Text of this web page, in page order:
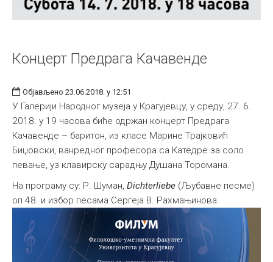
Концерт Предрага Качавенде
Објављено 23.06.2018. у 12:51
У Галерији Народног музеја у Крагујевцу, у среду, 27. 6.
2018. у 19 часова биће одржан концерт Предрага
Качавенде – баритон, из класе Марине Трајковић
Биџовски, ванредног професора са Катедре за соло
певање, уз клавирску сарадњу Душана Торомана.
На програму су: Р. Шуман, Dichterliebe (Љубавне песме)
оп 48. и избор песама Сергеја В. Рахмањинова.